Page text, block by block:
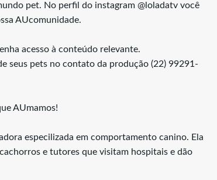
pet. No perfil do instagram @loladatv você
AUcomunidade.
acesso à conteúdo relevante.
seus pets no contato da produção (22) 99291-
AUmamos!
especilizada em comportamento canino. Ela
e tutores que visitam hospitais e dão